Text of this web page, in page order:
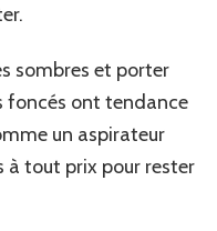
sombres et porter
foncés ont tendance
un aspirateur
à tout prix pour rester